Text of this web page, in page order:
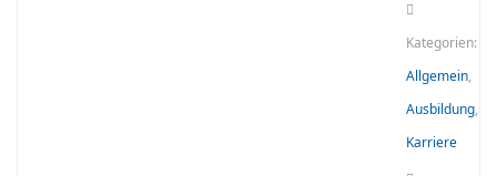
Kategorien:
Allgemein,
Ausbildung,
Karriere